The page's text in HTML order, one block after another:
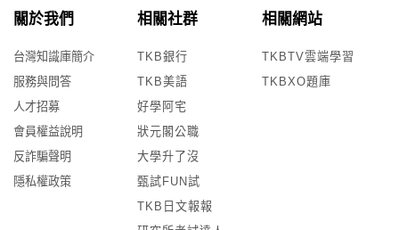
關於我們
台灣知識庫簡介
服務與問答
人才招募
會員權益說明
反詐騙聲明
隱私權政策
相關社群
TKB銀行
TKB美語
好學阿宅
狀元閣公職
大學升了沒
甄試FUN試
TKB日文報報
相關網站
TKBTV雲端學習
TKBXO題庫